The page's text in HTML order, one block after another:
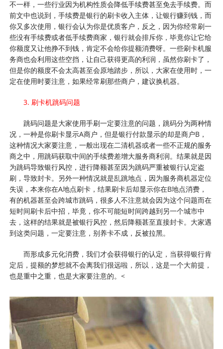
不一样，一些行业因为机构性质会降低手续费甚至免去手续费。而
前文中也说到，手续费是银行的刷卡收入主体，让银行赚到钱，而
你又多次使用，银行会认为你是优质客户，反之，因为你经常刷一
些没有手续费或者低手续费商家，银行就会排斥你，毕竟你让它给
你额度又让他挣不到钱，肯定不会给你提额消费呀。一些刷卡机服
务商也会利用这些空挡，让自己获得更高的利润，虽然你刷卡了，
但是你的额度不会太高甚至会原地踏步，所以，大家在使用时，一
定在使用时要注意，如果经常刷那些商户，建议换机器。
3. 刷卡机跳码问题
跳码问题是大家使用手刷一定要注意的问题，跳码分为两种情
况，一种是你刷卡显示A商户，但是银行付款显示的却是商户B，
这种情况大家要注意，一般出现在二清机器或者一些不正规的服务
商之中，用跳码获取中间的手续费差增大服务商利润。结果就是因
为跳码导致银行风控，进行降额甚至因为跳码严重被银行认定盗
刷，导致封卡。另外一种情况就是乱跳地点，因为服务商机器定位
失误，本来你在A地点刷卡，结果刷卡后却显示你在B地点消费，
有的机器甚至会跨城市跳码，很多人不注意就会因为这个问题而在
短时间刷卡后中招，毕竟，你不可能短时间跨越到另一个城市中
去，这样的结果就是被银行风控，然后降额甚至直接封卡。大家遇
到这类问题，一定要注意，别养卡不成，反被拉黑。
而形成多元化消费，我们才会获得银行的认定，当获得银行肯
定后，提额的梦想就不会离我们很远啦，所以，这是一个大前提，
也是重中之重，也是大家要注意的。<